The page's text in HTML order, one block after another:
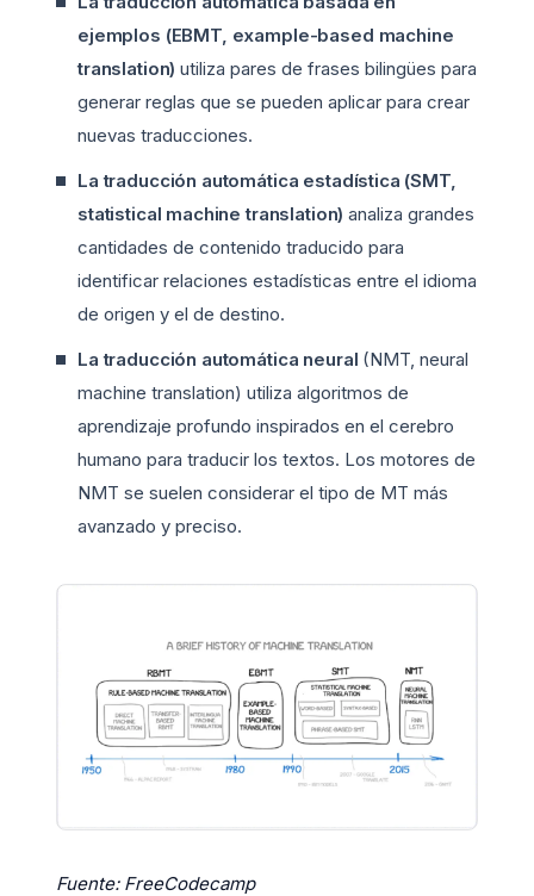
ejemplos (EBMT, example-based machine
translation) utiliza pares de frases bilingües para
generar reglas que se pueden aplicar para crear
nuevas traducciones.
La traducción automática estadística (SMT,
statistical machine translation) analiza grandes
cantidades de contenido traducido para
identificar relaciones estadísticas entre el idioma
de origen y el de destino.
La traducción automática neural (NMT, neural
machine translation) utiliza algoritmos de
aprendizaje profundo inspirados en el cerebro
humano para traducir los textos. Los motores de
NMT se suelen considerar el tipo de MT más
avanzado y preciso.
Fuente: FreeCodecamp